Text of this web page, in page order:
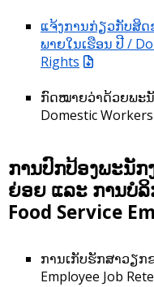
ແຈ້ງການກ່ຽວກັບສິດ
ພາຍໃນເຮືອນ ປີ /
Rights
ກົດໝາຍວ່າດ້ວຍພະ
Domestic
ການປົກປ້ອງພະນັກ
ຍ່ອຍ ແລະ ການບໍ
Food Service
ການເກັບຮັກສາວຽກ
Employee Job